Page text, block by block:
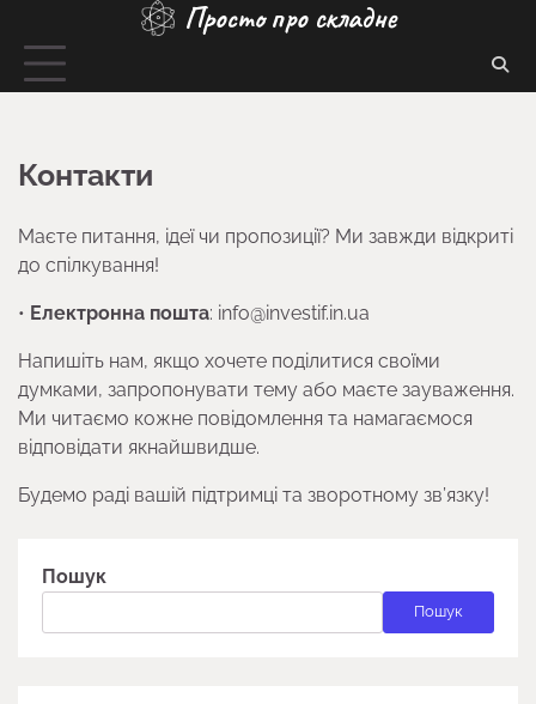
вмісту
Просто про складне
Контакти
Маєте питання, ідеї чи пропозиції? Ми завжди відкриті
до спілкування!
• Електронна пошта: info@investif.in.ua
Напишіть нам, якщо хочете поділитися своїми
думками, запропонувати тему або маєте зауваження.
Ми читаємо кожне повідомлення та намагаємося
відповідати якнайшвидше.
Будемо раді вашій підтримці та зворотному зв’язку!
Пошук
Пошук